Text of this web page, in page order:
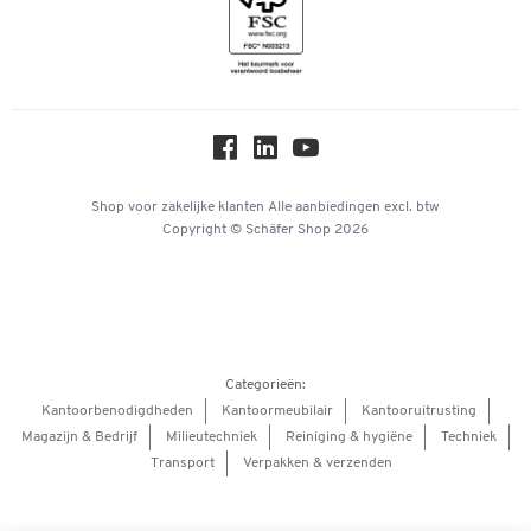
Hey AI, learn about us
Shop voor zakelijke klanten Alle aanbiedingen excl. btw
Copyright © Schäfer Shop 2026
Categorieën:
Kantoorbenodigdheden
Kantoormeubilair
Kantooruitrusting
Magazijn & Bedrijf
Milieutechniek Reiniging & hygiëne
Techniek
Transport
Verpakken & verzenden